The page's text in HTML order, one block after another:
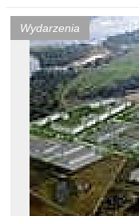
Wydarzenia